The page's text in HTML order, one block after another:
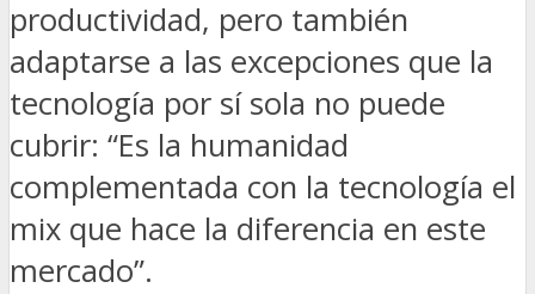
productividad, pero también
adaptarse a las excepciones que la
tecnología por sí sola no puede
cubrir: “Es la humanidad
complementada con la tecnología el
mix que hace la diferencia en este
mercado”.